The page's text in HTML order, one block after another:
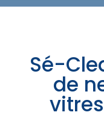
Sé-
de